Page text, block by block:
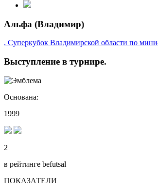
Альфа (Владимир)
. Суперкубок Владимирской области по
Выступление в турнире.
Основана:
1999
2
в рейтинге befutsal
ПОКАЗАТЕЛИ